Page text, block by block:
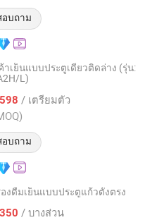
บถาม
เย็นแบบประตูเดียวติดล่าง (รุ่น:
L)
/ เตรียมตัว
บถาม
Equipment Co., Ltd.
ตราจาก 2023
งดื่มเย็นแบบประตูแก้วตั้งตรง
/ บางส่วน
Co., Ltd.